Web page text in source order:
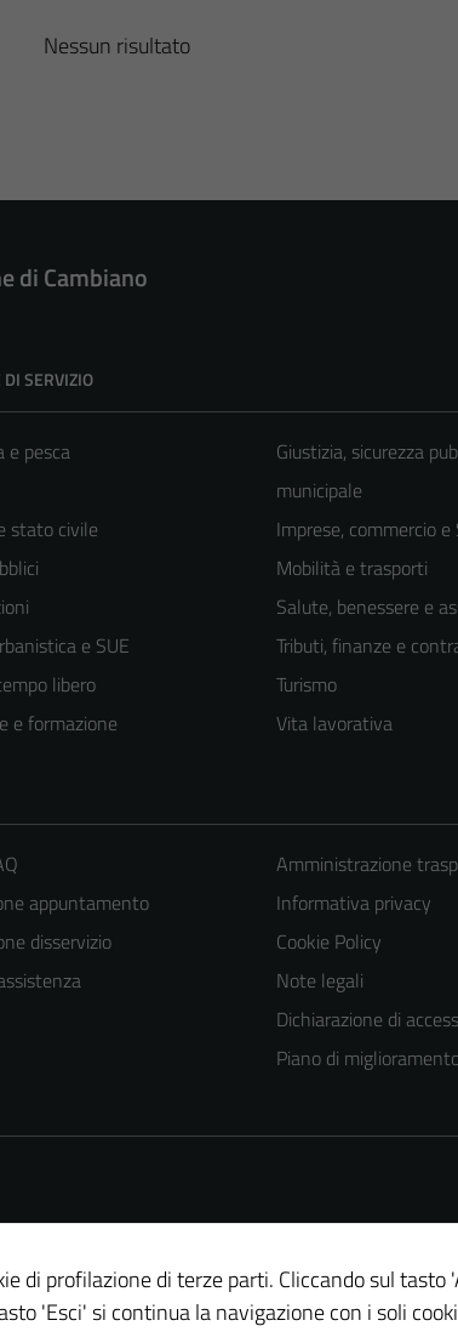
Nessun risultato
di Cambiano
DI SERVIZIO
e pesca
stato civile
e SUE
libero
e formazione
Giustizia, sicurezza
municipale
Imprese, commercio e
Mobilità e trasporti
Salute, benessere e
Tributi, finanze e
Turismo
Vita lavorativa
appuntamento
disservizio
Amministrazione
Informativa privacy
Cookie Policy
Note legali
Dichiarazione di
Piano di
di profilazione di terze parti. Cliccando sul tasto
'Esci' si continua la navigazione con i soli